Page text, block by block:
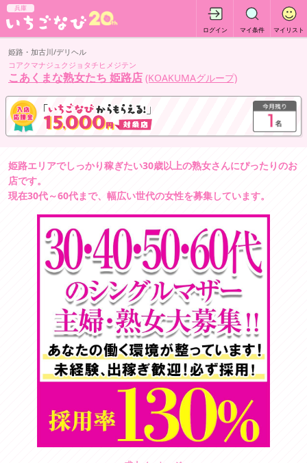
兵庫
ログイン マイ条件 マイリスト
姫路・加古川/デリヘル
コアクマナジュクジョタチヒメジテン
こあくまな熟女たち 姫路店 (KOAKUMAグループ)
姫路エリアでしっかり稼ぎたい30歳以上の熟女さんにぴったりのお
店です。
現在30代～60代まで、幅広い世代の女性を募集しています。